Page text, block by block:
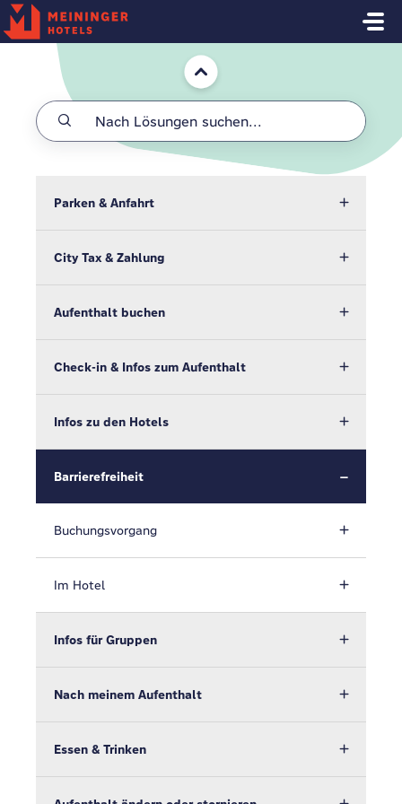
Zum hauptsächlichen Inhalt gehen
Parken & Anfahrt
City Tax & Zahlung
Aufenthalt buchen
Check-in & Infos zum Aufenthalt
Infos zu den Hotels
Barrierefreiheit
Buchungsvorgang
Im Hotel
Infos für Gruppen
Nach meinem Aufenthalt
Essen & Trinken